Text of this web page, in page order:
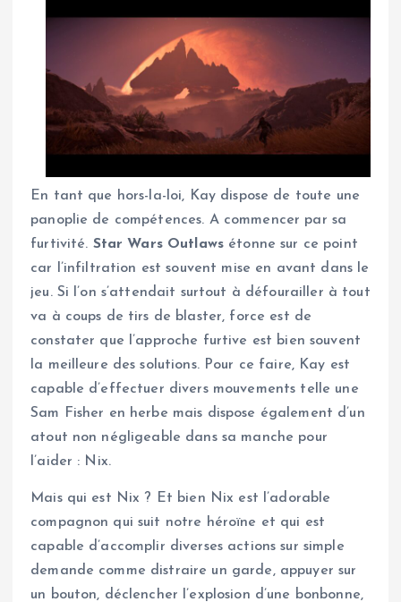
En tant que hors-la-loi, Kay dispose de toute une
panoplie de compétences. A commencer par sa
furtivité. Star Wars Outlaws étonne sur ce point
car l’infiltration est souvent mise en avant dans le
jeu. Si l’on s’attendait surtout à défourailler à tout
va à coups de tirs de blaster, force est de
constater que l’approche furtive est bien souvent
la meilleure des solutions. Pour ce faire, Kay est
capable d’effectuer divers mouvements telle une
Sam Fisher en herbe mais dispose également d’un
atout non négligeable dans sa manche pour
l’aider : Nix.
Mais qui est Nix ? Et bien Nix est l’adorable
compagnon qui suit notre héroïne et qui est
capable d’accomplir diverses actions sur simple
demande comme distraire un garde, appuyer sur
un bouton, déclencher l’explosion d’une bonbonne,